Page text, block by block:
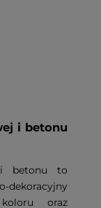
i betonu
i betonu to
oraz